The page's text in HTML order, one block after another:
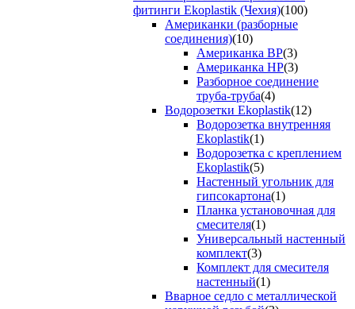
фитинги Ekoplastik (Чехия)(100)
Американки (разборные
соединения)(10)
Американка ВР(3)
Американка НР(3)
Разборное соединение
труба-труба(4)
Водорозетки Ekoplastik(12)
Водорозетка внутренняя
Ekoplastik(1)
Водорозетка с креплением
Ekoplastik(5)
Настенный угольник для
гипсокартона(1)
Планка установочная для
смесителя(1)
Универсальный настенный
комплект(3)
Комплект для смесителя
настенный(1)
Вварное седло с металлической